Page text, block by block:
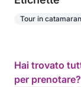
Tour in
Hai trovato
per prenotare?